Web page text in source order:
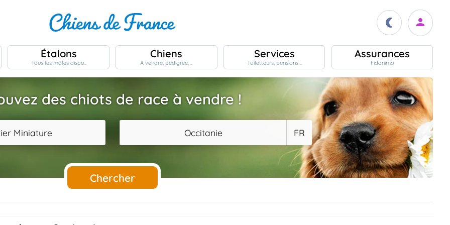
Étalons
Tous les mâles dispo..
Chiens
A vendre, pedigree, ..
Services
Toiletteurs, pensions ..
Assurances
Fidanimo
des chiots de race à vendre !
Miniature Occitanie FR
Chercher